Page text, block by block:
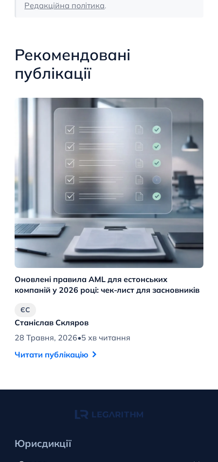
Редакційна політика.
Рекомендовані
публікації
Оновлені правила AML для естонських
компаній у 2026 році: чек-лист для засновників
Станіслав Скляров
28 Травня, 2026•5 хв читання
ЄС
Читати публікацію
Юрисдикції